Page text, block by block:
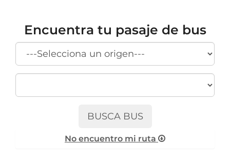
Encuentra tu pasaje de bus
BUSCA BUS
No encuentro mi ruta